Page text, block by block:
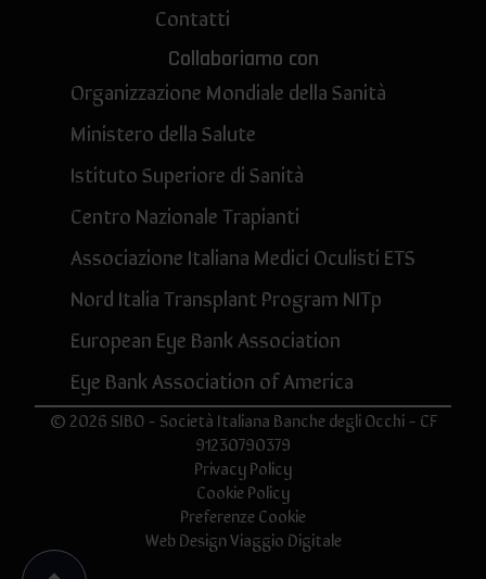
Contatti
Collaboriamo con
Organizzazione Mondiale della Sanità
Ministero della Salute
Istituto Superiore di Sanità
Centro Nazionale Trapianti
Associazione Italiana Medici Oculisti ETS
Nord Italia Transplant Program NITp
European Eye Bank Association
Eye Bank Association of America
© 2026 SIBO - Società Italiana Banche degli Occhi - CF
91230790379
Privacy Policy
Cookie Policy
Preferenze Cookie
Web DesignViaggio Digitale